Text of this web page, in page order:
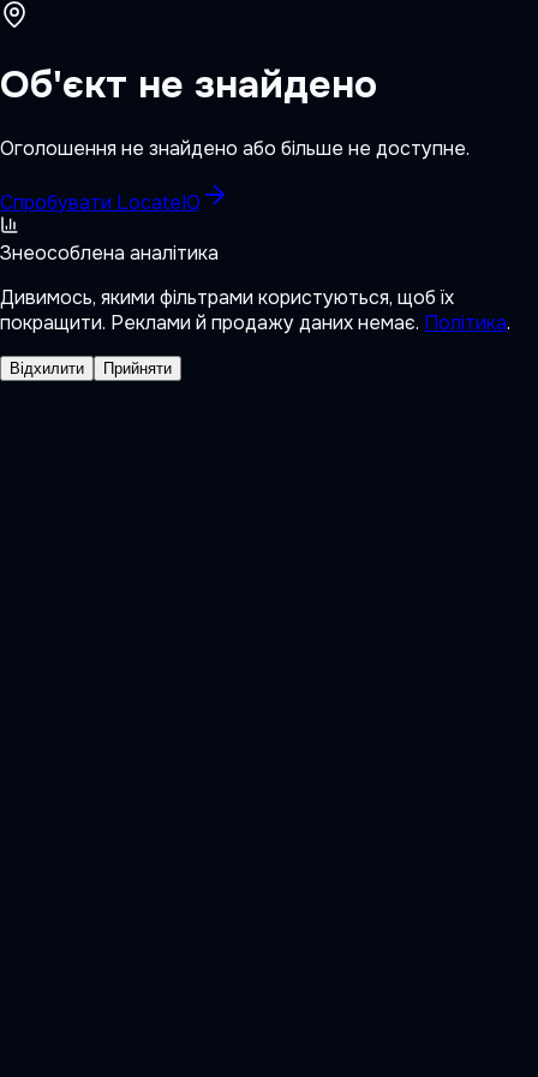
Об'єкт не знайдено
Оголошення не знайдено або більше не доступне.
Спробувати LocateIQ
Знеособлена аналітика
Дивимось, якими фільтрами користуються, щоб їх
покращити. Реклами й продажу даних немає. Політика.
Відхилити Прийняти